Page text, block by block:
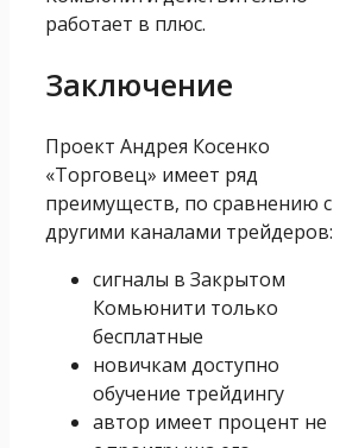
работает в плюс.
Заключение
Проект Андрея Косенко
«Торговец» имеет ряд
преимуществ, по сравнению с
другими каналами трейдеров:
сигналы в Закрытом
Комьюнити только
бесплатные
новичкам доступно
обучение трейдингу
автор имеет процент не